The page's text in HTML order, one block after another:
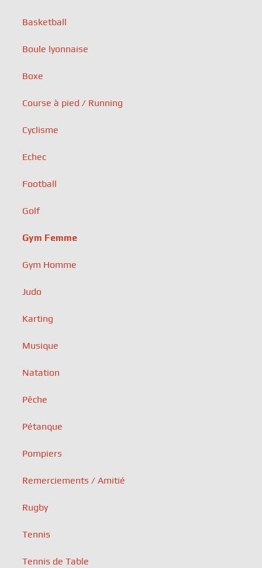
Basketball
Boule lyonnaise
Boxe
Course à pied / Running
Cyclisme
Echec
Football
Golf
Gym Femme
Gym Homme
Judo
Karting
Musique
Natation
Pêche
Pétanque
Pompiers
Remerciements / Amitié
Rugby
Tennis
Tennis de Table